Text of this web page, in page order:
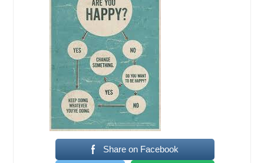
Share on Facebook